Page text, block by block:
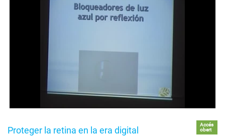
Proteger la retina en la era digital
Accés
obert